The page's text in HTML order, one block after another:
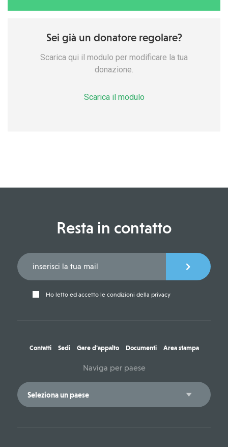
Sei già un donatore regolare?
Scarica qui il modulo per modificare la tua
donazione.
Scarica il modulo
Resta in contatto
Ho letto ed accetto le condizioni della privacy
Contatti Sedi Gare d'appalto Documenti Area stampa
Naviga per paese